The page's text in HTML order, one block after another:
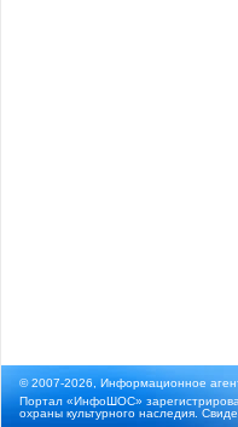
© 2007-2026, Информационное
Портал «ИнфоШОС»
охраны культурного наследия.